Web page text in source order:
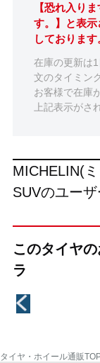
【恐れ入り
す。】と表
しております
在庫の更新は
文のタイミン
お客様で在庫
上記表示がさ
MICHELIN(
SUVのユー
このタイヤ
ラ
タイヤ・ホイール通販